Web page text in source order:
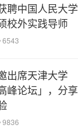
聘中国人民大学
校外实践导师
6543
出席天津大学
峰论坛」，分享
9836